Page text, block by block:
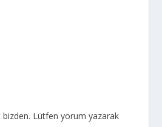
Lütfen yorum yazarak